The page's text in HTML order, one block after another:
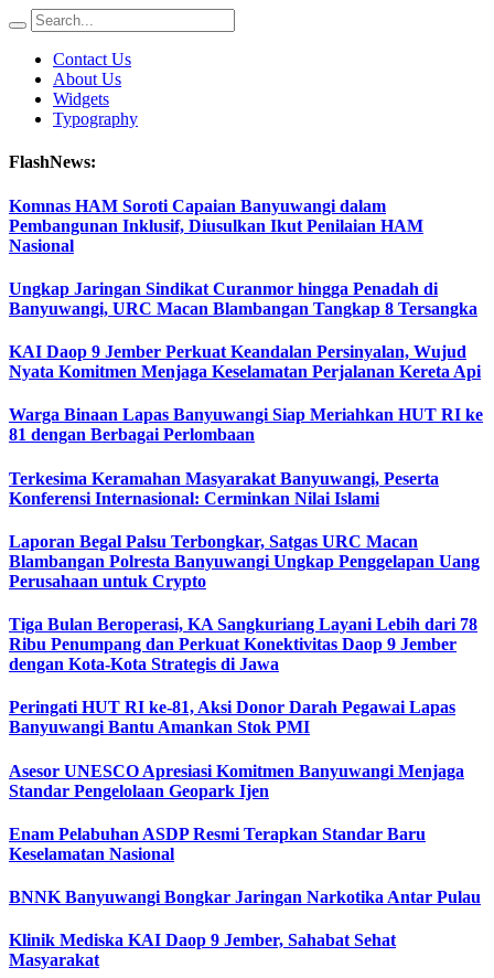
Contact Us
About Us
Widgets
Typography
FlashNews:
Komnas HAM Soroti Capaian Banyuwangi dalam
Pembangunan Inklusif, Diusulkan Ikut Penilaian HAM
Nasional
Ungkap Jaringan Sindikat Curanmor hingga Penadah di
Banyuwangi, URC Macan Blambangan Tangkap 8 Tersangka
KAI Daop 9 Jember Perkuat Keandalan Persinyalan, Wujud
Nyata Komitmen Menjaga Keselamatan Perjalanan Kereta Api
Warga Binaan Lapas Banyuwangi Siap Meriahkan HUT RI ke
81 dengan Berbagai Perlombaan
Terkesima Keramahan Masyarakat Banyuwangi, Peserta
Konferensi Internasional: Cerminkan Nilai Islami
Laporan Begal Palsu Terbongkar, Satgas URC Macan
Blambangan Polresta Banyuwangi Ungkap Penggelapan Uang
Perusahaan untuk Crypto
Tiga Bulan Beroperasi, KA Sangkuriang Layani Lebih dari 78
Ribu Penumpang dan Perkuat Konektivitas Daop 9 Jember
dengan Kota-Kota Strategis di Jawa
Peringati HUT RI ke-81, Aksi Donor Darah Pegawai Lapas
Banyuwangi Bantu Amankan Stok PMI
Asesor UNESCO Apresiasi Komitmen Banyuwangi Menjaga
Standar Pengelolaan Geopark Ijen
Enam Pelabuhan ASDP Resmi Terapkan Standar Baru
Keselamatan Nasional
BNNK Banyuwangi Bongkar Jaringan Narkotika Antar Pulau
Klinik Mediska KAI Daop 9 Jember, Sahabat Sehat
Masyarakat